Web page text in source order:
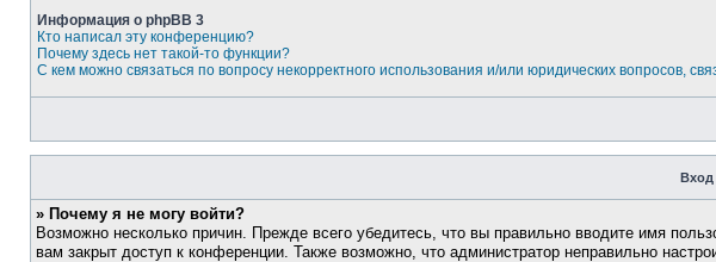
Информация о phpBB 3
Кто написал эту конференцию?
Почему здесь нет такой-то функции?
С кем можно связаться по вопросу некорректного использования и/или юридических вопросов,
Вход
» Почему я не могу войти?
Возможно несколько причин. Прежде всего убедитесь, что вы правильно вводите имя
вам закрыт доступ к конференции. Также возможно, что администратор неправильно